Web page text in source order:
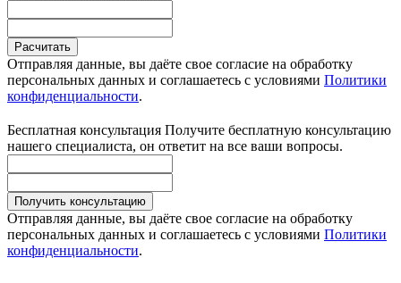
Расчитать
Отправляя данные, вы даёте свое согласие на обработку
персональных данных и соглашаетесь с условиями Политики
конфиденциальности.
Бесплатная консультация Получите бесплатную консультацию
нашего специалиста, он ответит на все ваши вопросы.
Получить консультацию
Отправляя данные, вы даёте свое согласие на обработку
персональных данных и соглашаетесь с условиями Политики
конфиденциальности.